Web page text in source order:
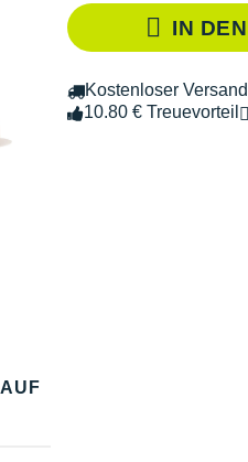
IN
Kostenloser Versand
10.80 € Treuevorteil